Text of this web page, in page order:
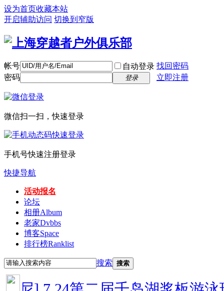
设为首页收藏本站
开启辅助访问 切换到窄版
帐号 自动登录 找回密码
密码
登录 立即注册
微信扫一扫，快速登录
手机号快速注册登录
快捷导航
活动报名
论坛
相册Album
老家Dvbbs
博客Space
排行榜Ranklist
搜索 搜索